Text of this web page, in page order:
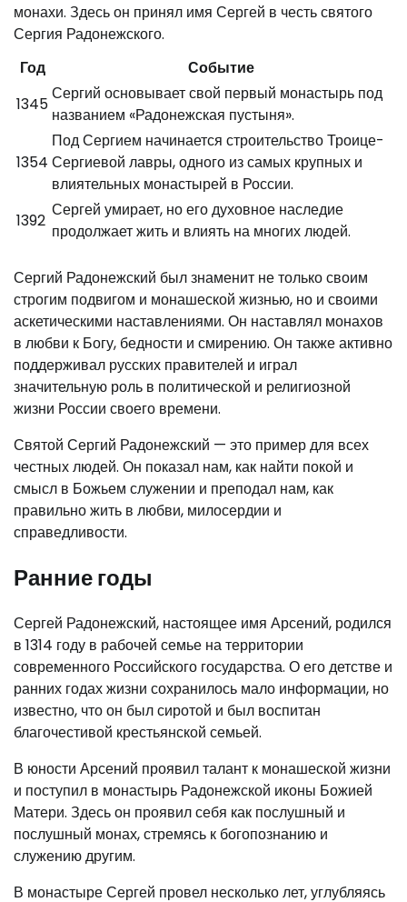
монахи. Здесь он принял имя Сергей в честь святого
Сергия Радонежского.
Год
Событие
1345
Сергий основывает свой первый монастырь под
названием «Радонежская пустыня».
1354
Под Сергием начинается строительство Троице-
Сергиевой лавры, одного из самых крупных и
влиятельных монастырей в России.
1392
Сергей умирает, но его духовное наследие
продолжает жить и влиять на многих людей.
Сергий Радонежский был знаменит не только своим
строгим подвигом и монашеской жизнью, но и своими
аскетическими наставлениями. Он наставлял монахов
в любви к Богу, бедности и смирению. Он также активно
поддерживал русских правителей и играл
значительную роль в политической и религиозной
жизни России своего времени.
Святой Сергий Радонежский — это пример для всех
честных людей. Он показал нам, как найти покой и
смысл в Божьем служении и преподал нам, как
правильно жить в любви, милосердии и
справедливости.
Ранние годы
Сергей Радонежский, настоящее имя Арсений, родился
в 1314 году в рабочей семье на территории
современного Российского государства. О его детстве и
ранних годах жизни сохранилось мало информации, но
известно, что он был сиротой и был воспитан
благочестивой крестьянской семьей.
В юности Арсений проявил талант к монашеской жизни
и поступил в монастырь Радонежской иконы Божией
Матери. Здесь он проявил себя как послушный и
послушный монах, стремясь к богопознанию и
служению другим.
В монастыре Сергей провел несколько лет, углубляясь